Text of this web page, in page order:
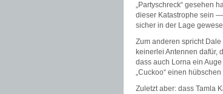
„Partyschreck“ gesehen
dieser Katastrophe sein
sicher in der Lage
Zum anderen spricht
keinerlei Antennen dafür,
dass auch Lorna ein
„Cuckoo“ einen
Zuletzt aber: dass Tamla